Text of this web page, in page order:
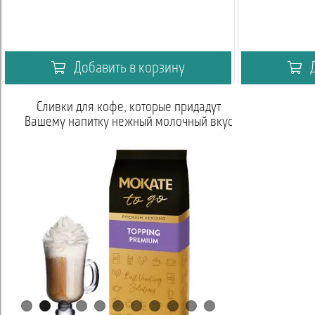
Добавить в корзину
которые придадут
молочный вкус
Горячий шоколад – это
высококачественный шоколадный